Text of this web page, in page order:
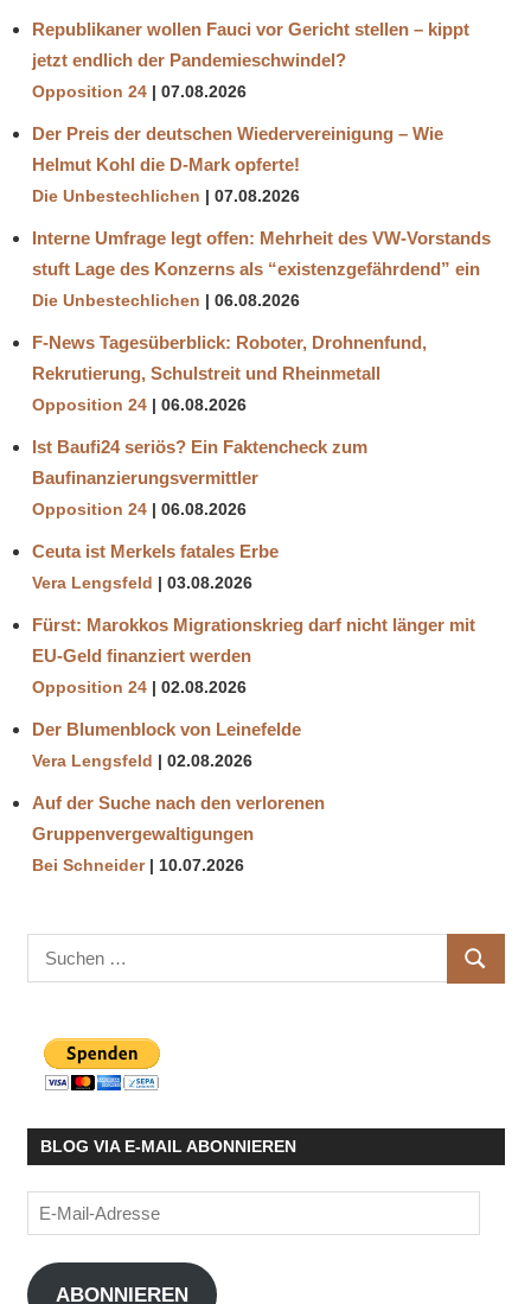
Republikaner wollen Fauci vor Gericht stellen – kippt
jetzt endlich der Pandemieschwindel?
Opposition 24 07.08.2026
Der Preis der deutschen Wiedervereinigung – Wie
Helmut Kohl die D‑Mark opferte!
Die Unbestechlichen 07.08.2026
Interne Umfrage legt offen: Mehrheit des VW-Vorstands
stuft Lage des Konzerns als “existenzgefährdend” ein
Die Unbestechlichen 06.08.2026
F-News Tagesüberblick: Roboter, Drohnenfund,
Rekrutierung, Schulstreit und Rheinmetall
Opposition 24 06.08.2026
Ist Baufi24 seriös? Ein Faktencheck zum
Baufinanzierungsvermittler
Opposition 24 06.08.2026
Ceuta ist Merkels fatales Erbe
Vera Lengsfeld 03.08.2026
Fürst: Marokkos Migrationskrieg darf nicht länger mit
EU-Geld finanziert werden
Opposition 24 02.08.2026
Der Blumenblock von Leinefelde
Vera Lengsfeld 02.08.2026
Auf der Suche nach den verlorenen
Gruppenvergewaltigungen
Bei Schneider 10.07.2026
Suchen
nach:
SUCHEN
BLOG VIA E-MAIL ABONNIEREN
E-
Mail-
Adresse
ABONNIEREN